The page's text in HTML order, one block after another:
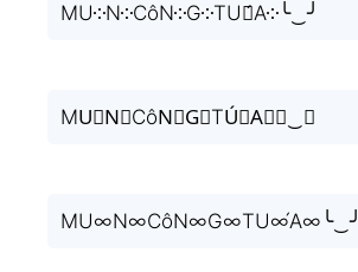
MU༶N༶CôN༶G༶TU༶́A༶╰‿╯
MU⃒N⃒CôN⃒G⃒TÚ⃒A⃒╰‿╯
MU∞N∞CôN∞G∞TU∞́A∞╰‿╯